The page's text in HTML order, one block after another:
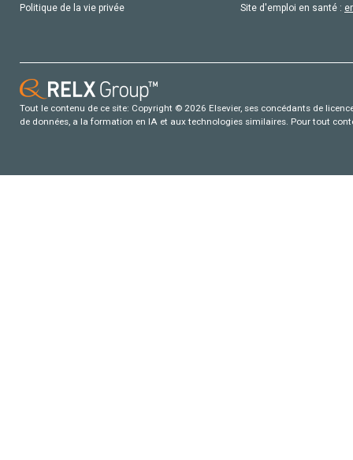
Politique de la vie privée
Site d'emploi en santé :
Tout le contenu de ce site: Copyright © 2026 Elsevier, ses concédants de
de données, a la formation en IA et aux technologies similaires. Pour tout